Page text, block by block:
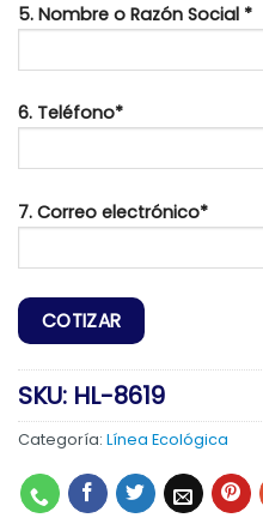
5. Nombre o Razón Social *
6. Teléfono*
7. Correo electrónico*
SKU: HL-8619
Categoría: Línea Ecológica